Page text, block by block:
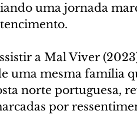
uma jornada
a Mal Viver
uma mesma família
norte portuguesa,
por